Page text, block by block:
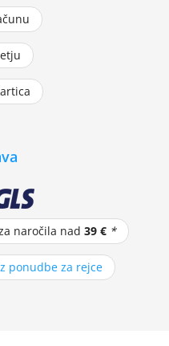
naročila nad39 € *
ponudbe za rejce